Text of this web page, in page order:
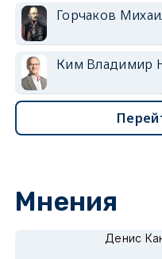
Горчаков
Ким Владимир
Мнения
Денис